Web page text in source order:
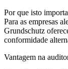
Por que isto
Para as empresas
Grundschutz
conformidade
Vantagem na